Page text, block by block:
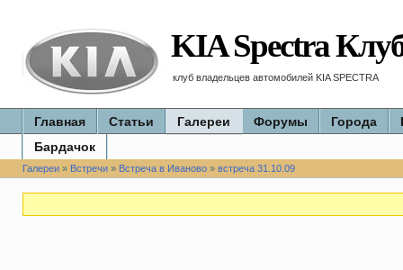
KIA Spectra
клуб владельцев автомобилей KIA SPECTRA
Главная Статьи Галереи Форумы Города
Бардачок
Галереи» Встречи» Встреча в Иваново» встреча 31.10.09